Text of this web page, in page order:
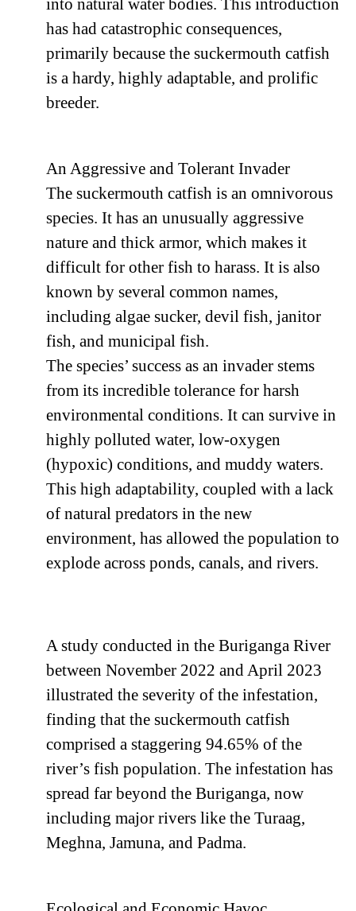
into natural water bodies. This introduction
has had catastrophic consequences,
primarily because the suckermouth catfish
is a hardy, highly adaptable, and prolific
breeder.
An Aggressive and Tolerant Invader
The suckermouth catfish is an omnivorous
species. It has an unusually aggressive
nature and thick armor, which makes it
difficult for other fish to harass. It is also
known by several common names,
including algae sucker, devil fish, janitor
fish, and municipal fish.
The species’ success as an invader stems
from its incredible tolerance for harsh
environmental conditions. It can survive in
highly polluted water, low-oxygen
(hypoxic) conditions, and muddy waters.
This high adaptability, coupled with a lack
of natural predators in the new
environment, has allowed the population to
explode across ponds, canals, and rivers.
A study conducted in the Buriganga River
between November 2022 and April 2023
illustrated the severity of the infestation,
finding that the suckermouth catfish
comprised a staggering 94.65% of the
river’s fish population. The infestation has
spread far beyond the Buriganga, now
including major rivers like the Turaag,
Meghna, Jamuna, and Padma.